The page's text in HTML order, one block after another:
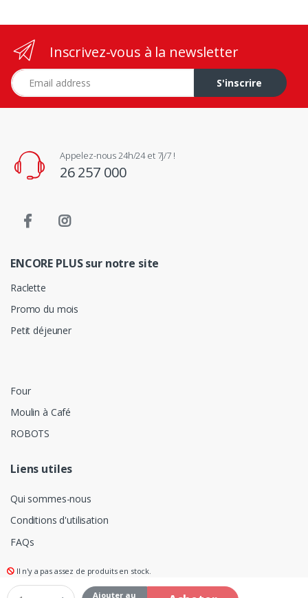
Il n'y a pas assez de produits en stock.
Ajouter au
Inscrivez-vous à la newsletter
Adresse e-mail
S'inscrire
Appelez-nous 24h/24 et 7j/7 !
26 257 000
ENCORE PLUS sur notre site
Raclette
Promo du mois
Petit déjeuner
Four
Moulin à Café
ROBOTS
Liens utiles
Qui sommes-nous
Conditions d'utilisation
FAQs